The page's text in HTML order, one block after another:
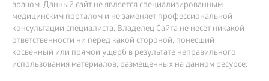
врачом. Данный сайт не является специализированным
медицинским порталом и не заменяет профессиональной
консультации специалиста. Владелец Сайта не несет никакой
ответственности ни перед какой стороной, понесший
косвенный или прямой ущерб в результате неправильного
использования материалов, размещенных на данном ресурсе.